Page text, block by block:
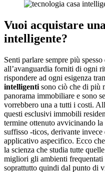
Vuoi acquistare
intelligente?
Senti parlare sempre più spesso
all’avanguardia forniti di ogni
rispondere ad ogni esigenza
intelligenti sono ciò che di più
panorama immobiliare e sono
vorrebbero una a tutti i costi.
questi esclusivi immobili
termine ottenuto avvicinando
suffisso -ticos, derivante
applicativo aspecifico. Ecco
la scienza che studia tutte
migliori gli ambienti frequentati
soprattutto quindi dal punto di